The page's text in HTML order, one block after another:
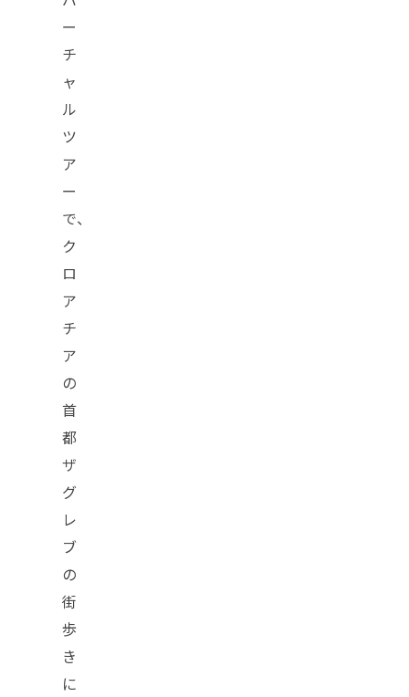
ー
チ
ャ
ル
ツ
ア
ー
で、
ク
ロ
ア
チ
ア
の
首
都
ザ
グ
レ
ブ
の
街
歩
き
に